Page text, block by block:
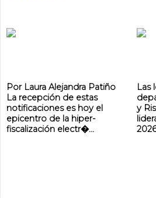
Por Laura Alejandra Patiño
La recepción de estas
notificaciones es hoy el
epicentro de la hiper-
fiscalización electr�...
Las
y